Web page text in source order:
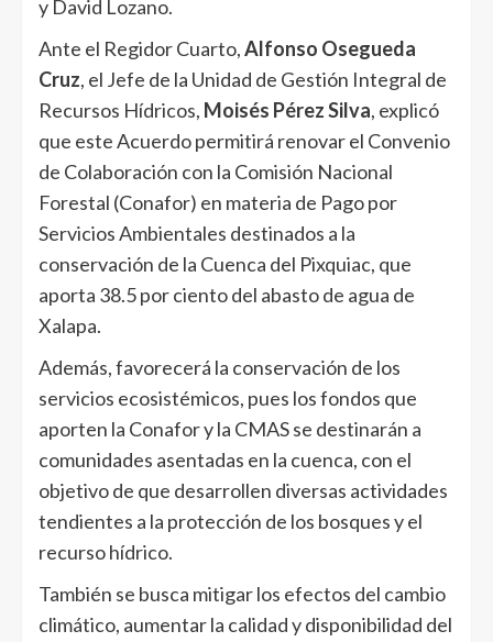
y David Lozano.
Ante el Regidor Cuarto,Alfonso Osegueda
Cruz, el Jefe de la Unidad de Gestión Integral de
Recursos Hídricos, Moisés Pérez Silva, explicó
que este Acuerdo permitirá renovar el Convenio
de Colaboración con la Comisión Nacional
Forestal (Conafor) en materia de Pago por
Servicios Ambientales destinados a la
conservación de la Cuenca del Pixquiac, que
aporta 38.5 por ciento del abasto de agua de
Xalapa.
Además, favorecerá la conservación de los
servicios ecosistémicos, pues los fondos que
aporten la Conafor y la CMAS se destinarán a
comunidades asentadas en la cuenca, con el
objetivo de que desarrollen diversas actividades
tendientes a la protección de los bosques y el
recurso hídrico.
También se busca mitigar los efectos del cambio
climático, aumentar la calidad y disponibilidad del